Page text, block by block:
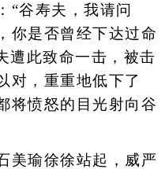
“谷寿夫，我请问
你是否曾经下达过命
遭此致命一击，被击
对，重重地低下了
将愤怒的目光射向谷
瑜徐徐站起，威严